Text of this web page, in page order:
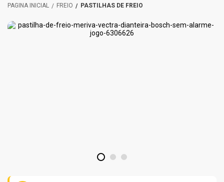
FREIO PASTILHAS DE FREIO
1 2 3